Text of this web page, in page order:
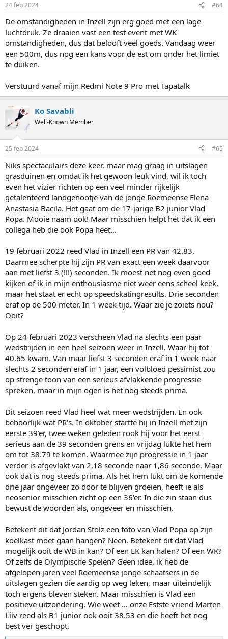
s
24 feb 2024 #64
De omstandigheden in Inzell zijn erg goed met een lage
luchtdruk. Ze draaien vast een test event met WK
omstandigheden, dus dat belooft veel goeds. Vandaag weer
een 500m, dus nog een kans voor de est om onder het limiet
te duiken.
Verstuurd vanaf mijn Redmi Note 9 Pro met Tapatalk
Ko Savabli
Well-Known Member
25 feb 2024 #65
Niks spectaculairs deze keer, maar mag graag in uitslagen
grasduinen en omdat ik het gewoon leuk vind, wil ik toch
even het vizier richten op een veel minder rijkelijk
getalenteerd landgenootje van de jonge Roemeense Elena
Anastasia Bacila. Het gaat om de 17-jarige B2 junior Vlad
Popa. Mooie naam ook! Maar misschien helpt het dat ik een
collega heb die ook Popa heet...
19 februari 2022 reed Vlad in Inzell een PR van 42.83.
Daarmee scherpte hij zijn PR van exact een week daarvoor
aan met liefst 3 (!!!) seconden. Ik moest net nog even goed
kijken of ik in mijn enthousiasme niet weer eens scheel keek,
maar het staat er echt op speedskatingresults. Drie seconden
eraf op de 500 meter. In 1 week tijd. Waar zie je zoiets nou?
Ooit?
Op 24 februari 2023 verscheen Vlad na slechts een paar
wedstrijden in een heel seizoen weer in Inzell. Waar hij tot
40.65 kwam. Van maar liefst 3 seconden eraf in 1 week naar
slechts 2 seconden eraf in 1 jaar, een volbloed pessimist zou
op strenge toon van een serieus afvlakkende progressie
spreken, maar in mijn ogen is het nog steeds prima.
Dit seizoen reed Vlad heel wat meer wedstrijden. En ook
behoorlijk wat PR's. In oktober startte hij in Inzell met zijn
eerste 39'er, twee weken geleden rook hij voor het eerst
serieus aan de 39 seconden grens en vrijdag lukte het hem
om tot 38.79 te komen. Waarmee zijn progressie in 1 jaar
verder is afgevlakt van 2,18 seconde naar 1,86 seconde. Maar
ook dat is nog steeds prima. Als het hem lukt om de komende
drie jaar ongeveer zo door te blijven groeien, heeft ie als
neosenior misschien zicht op een 36'er. In die zin staan dus
bewust de woorden als, ongeveer en misschien.
Betekent dit dat Jordan Stolz een foto van Vlad Popa op zijn
koelkast moet gaan hangen? Neen. Betekent dit dat Vlad
mogelijk ooit de WB in kan? Of een EK kan halen? Of een WK?
Of zelfs de Olympische Spelen? Geen idee, ik heb de
afgelopen jaren veel Roemeense jonge schaatsers in de
uitslagen gezien die aardig op weg leken, maar uiteindelijk
toch ergens bleven steken. Maar misschien is Vlad een
positieve uitzondering. Wie weet ... onze Estste vriend Marten
Liiv reed als B1 junior ook ooit 38.53 en die heeft het nog
best ver geschopt.